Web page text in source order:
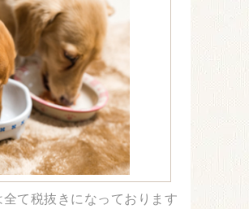
て税抜きになっております